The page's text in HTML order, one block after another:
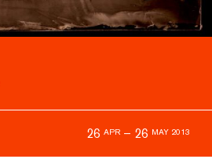
26 APR – 26 MAY 2013